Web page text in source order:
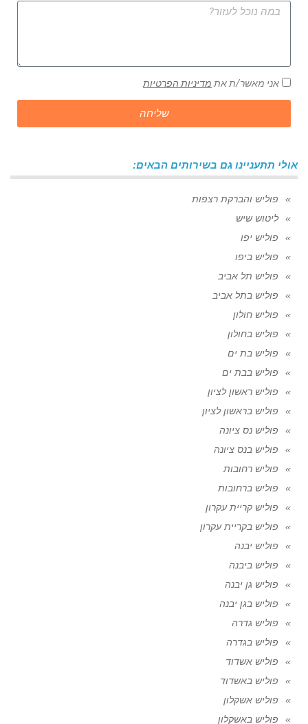
אני מאשר/ת את מדיניות הפרטיות
שליחה
אולי תתעניינו גם בשירותים הבאים:
פוליש והברקת רצפות
ליטוש שיש
פוליש יפו
פוליש ביפו
פוליש תל אביב
פוליש בתל אביב
פוליש חולון
פוליש בחולון
פוליש בת ים
פוליש בבת ים
פוליש ראשון לציון
פוליש בראשון לציון
פוליש נס ציונה
פוליש בנס ציונה
פוליש רחובות
פוליש ברחובות
פוליש קריית עקרון
פוליש בקריית עקרון
פוליש יבנה
פוליש ביבנה
פוליש גן יבנה
פוליש בגן יבנה
פוליש גדרה
פוליש בגדרה
פוליש אשדוד
פוליש באשדוד
פוליש אשקלון
פוליש באשקלון